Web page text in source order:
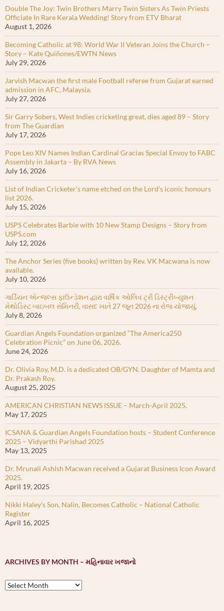
Double The Joy: Twin Brothers Marry Twin Sisters As Twin Priests
Officiate In Rare Kerala Wedding! Story from ETV Bharat
August 1, 2026
Becoming Catholic at 98: World War II Veteran Joins the Church –
Story – Kate Quiñones/EWTN News
July 29, 2026
Jarvish Macwan the first male Football referee from Gujarat earned
admission in AFC, Malaysia.
July 27, 2026
Sir Garry Sobers, West Indies cricketing great, dies aged 89 – Story
from The Guardian
July 17, 2026
Pope Leo XIV Names Indian Cardinal Gracias Special Envoy to FABC
Assembly in Jakarta – By RVA News
July 16, 2026
List of Indian Cricketer’s name etched on the Lord’s iconic honours
list 2026.
July 15, 2026
USPS Celebrates Barbie with 10 New Stamp Designs – Story from
USPS.com
July 12, 2026
The Anchor Series (five books) written by Rev. VK Macwana is now
available.
July 10, 2026
ગાર્ડિયન એન્જલ્સ ફાઉન્ડેશન દ્વારા વાર્ષિક ઓલિવ ટ્રી ડિસ્ટ્રીબ્યુશન
મેથોડિસ્ટ બાઇબલ સેમિનરી, વાસદ ખાતે 27 જૂન 2026 ના રોજ યોજાયું.
July 8, 2026
Guardian Angels Foundation organized “The America250
Celebration Picnic” on June 06, 2026.
June 24, 2026
Dr. Olivia Roy, M.D. is a dedicated OB/GYN. Daughter of Mamta and
Dr. Prakash Roy.
August 25, 2025
AMERICAN CHRISTIAN NEWS ISSUE – March-April 2025.
May 17, 2025
ICSANA & Guardian Angels Foundation hosts – Student Conference
2025 – Vidyarthi Parishad 2025
May 13, 2025
Dr. Mrunali Ashish Macwan received a Gujarat Business Icon Award
2025.
April 19, 2025
Nikki Haley’s Son, Nalin, Becomes Catholic – National Catholic
Register
April 16, 2025
ARCHIVES BY MONTH – મહિનાવાર ખજાનો
Archives
by